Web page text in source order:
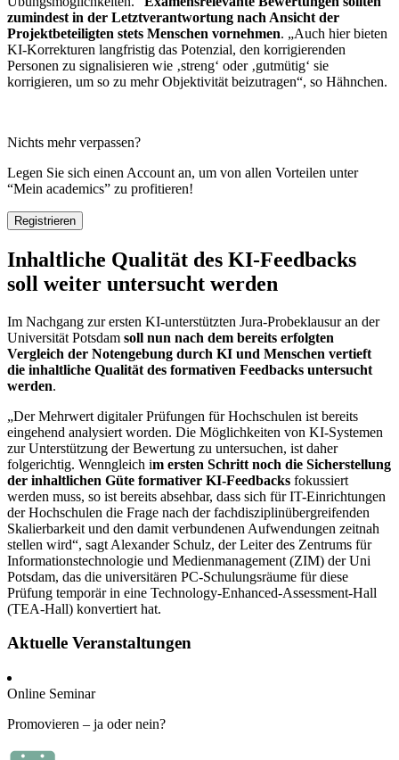
zumindest in der Letztverantwortung nach Ansicht der
Projektbeteiligten stets Menschen vornehmen. „Auch hier bieten
KI-Korrekturen langfristig das Potenzial, den korrigierenden
Personen zu signalisieren wie ‚streng‘ oder ‚gutmütig‘ sie
korrigieren, um so zu mehr Objektivität beizutragen“, so Hähnchen.
Nichts mehr verpassen?
Legen Sie sich einen Account an, um von allen Vorteilen unter
“Mein academics” zu profitieren!
Registrieren
Inhaltliche Qualität des KI-Feedbacks
soll weiter untersucht werden
Im Nachgang zur ersten KI-unterstützten Jura-Probeklausur an der
Universität Potsdam soll nun nach dem bereits erfolgten
Vergleich der Notengebung durch KI und Menschen vertieft
die inhaltliche Qualität des formativen Feedbacks untersucht
werden.
„Der Mehrwert digitaler Prüfungen für Hochschulen ist bereits
eingehend analysiert worden. Die Möglichkeiten von KI-Systemen
zur Unterstützung der Bewertung zu untersuchen, ist daher
folgerichtig. Wenngleich im ersten Schritt noch die Sicherstellung
der inhaltlichen Güte formativer KI-Feedbacks fokussiert
werden muss, so ist bereits absehbar, dass sich für IT-Einrichtungen
der Hochschulen die Frage nach der fachdisziplinübergreifenden
Skalierbarkeit und den damit verbundenen Aufwendungen zeitnah
stellen wird“, sagt Alexander Schulz, der Leiter des Zentrums für
Informationstechnologie und Medienmanagement (ZIM) der Uni
Potsdam, das die universitären PC-Schulungsräume für diese
Prüfung temporär in eine Technology-Enhanced-Assessment-Hall
(TEA-Hall) konvertiert hat.
Aktuelle Veranstaltungen
Online Seminar
Promovieren – ja oder nein?